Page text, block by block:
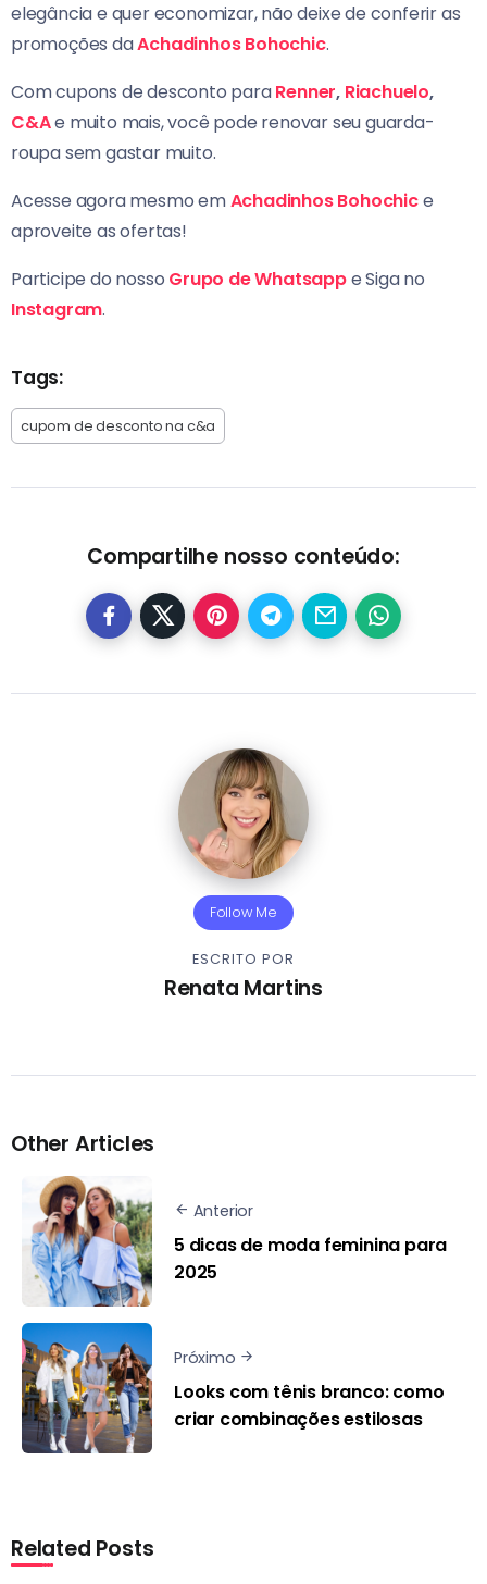
elegância e quer economizar, não deixe de conferir as
promoções daAchadinhos Bohochic.
Com cupons de desconto paraRenner, Riachuelo,
C&Ae muito mais, você pode renovar seu guarda-
roupa sem gastar muito.
Acesse agora mesmo emAchadinhos Bohochice
aproveite as ofertas!
Participe do nosso Grupo de Whatsappe Siga no
Instagram.
Tags:
cupom de desconto na c&a
Compartilhe nosso conteúdo:
Follow Me
ESCRITO POR
Renata Martins
Other Articles
Anterior
5 dicas de moda feminina para
2025
Próximo
Looks com tênis branco: como
criar combinações estilosas
Related Posts